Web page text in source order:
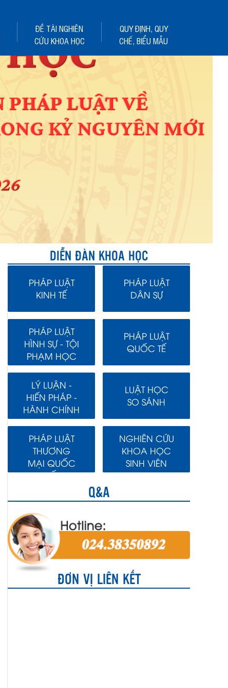
ĐỀ TÀI NGHIÊN
CỨU KHOA HỌC
QUY ĐỊNH, QUY
CHẾ, BIỂU MẪU
DIỄN ĐÀN KHOA HỌC
PHÁP LUẬT
KINH TẾ
PHÁP LUẬT
DÂN SỰ
PHÁP LUẬT
HÌNH SỰ - TỘI
PHẠM HỌC
PHÁP LUẬT
QUỐC TẾ
LÝ LUẬN -
HIẾN PHÁP -
HÀNH CHÍNH
LUẬT HỌC
SO SÁNH
PHÁP LUẬT
THƯƠNG
MẠI QUỐC
TẾ
NGHIÊN CỨU
KHOA HỌC
SINH VIÊN
Q&A
ĐƠN VỊ LIÊN KẾT